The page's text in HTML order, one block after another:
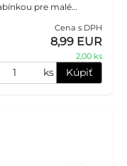
pre malé
Cena s DPH
8,99 EUR
2,00 ks
ks Kúpiť